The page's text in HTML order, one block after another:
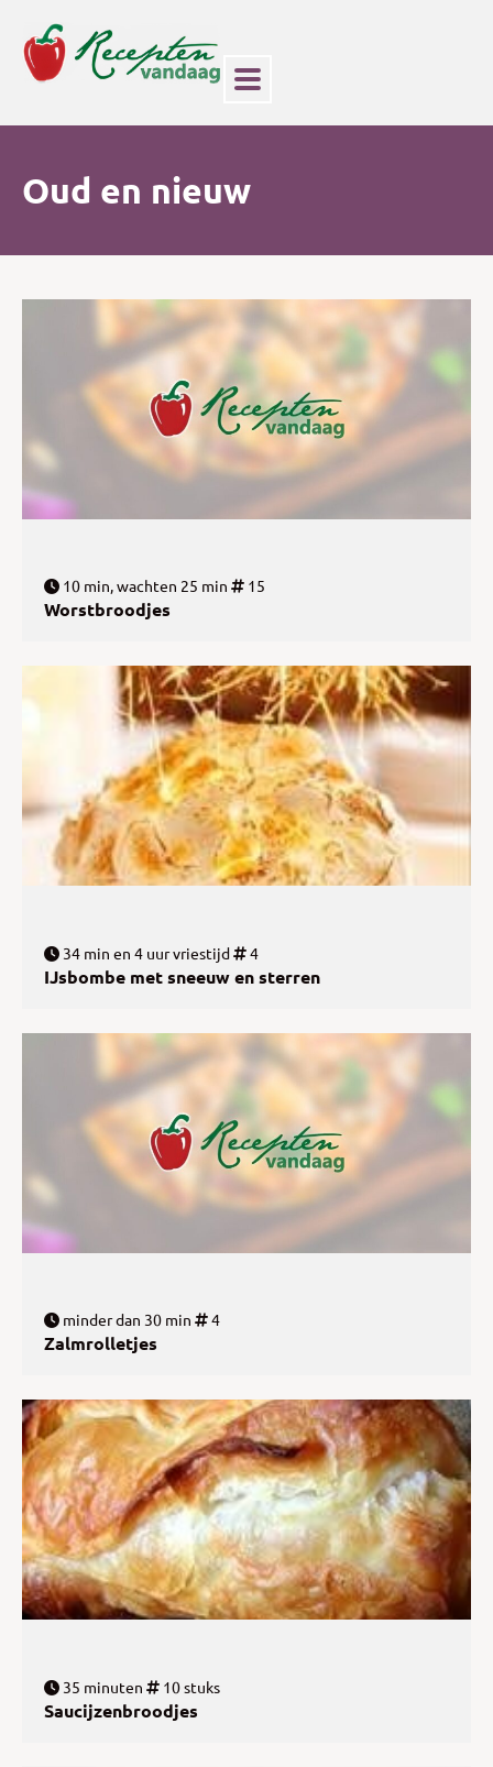
Oud en nieuw
10 min, wachten 25 min 15
Worstbroodjes
34 min en 4 uur vriestijd 4
IJsbombe met sneeuw en sterren
minder dan 30 min 4
Zalmrolletjes
35 minuten 10 stuks
Saucijzenbroodjes